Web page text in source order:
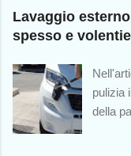
modo
canali
Lavaggio
spesso e
pulizia
della